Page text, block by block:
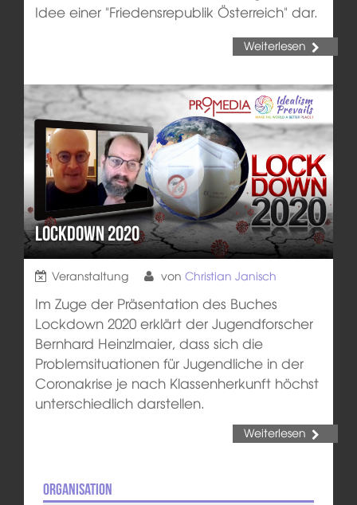
Idee einer "Friedensrepublik Österreich" dar.
Weiterlesen
Lockdown 2020
Veranstaltung von Christian Janisch
Im Zuge der Präsentation des Buches
Lockdown 2020 erklärt der Jugendforscher
Bernhard Heinzlmaier, dass sich die
Problemsituationen für Jugendliche in der
Coronakrise je nach Klassenherkunft höchst
unterschiedlich darstellen.
Weiterlesen
Organisation